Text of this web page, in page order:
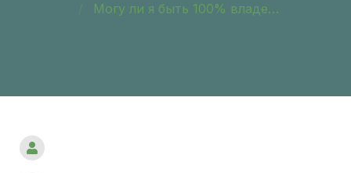
Могу ли я быть 100% владельцем бизнеса?